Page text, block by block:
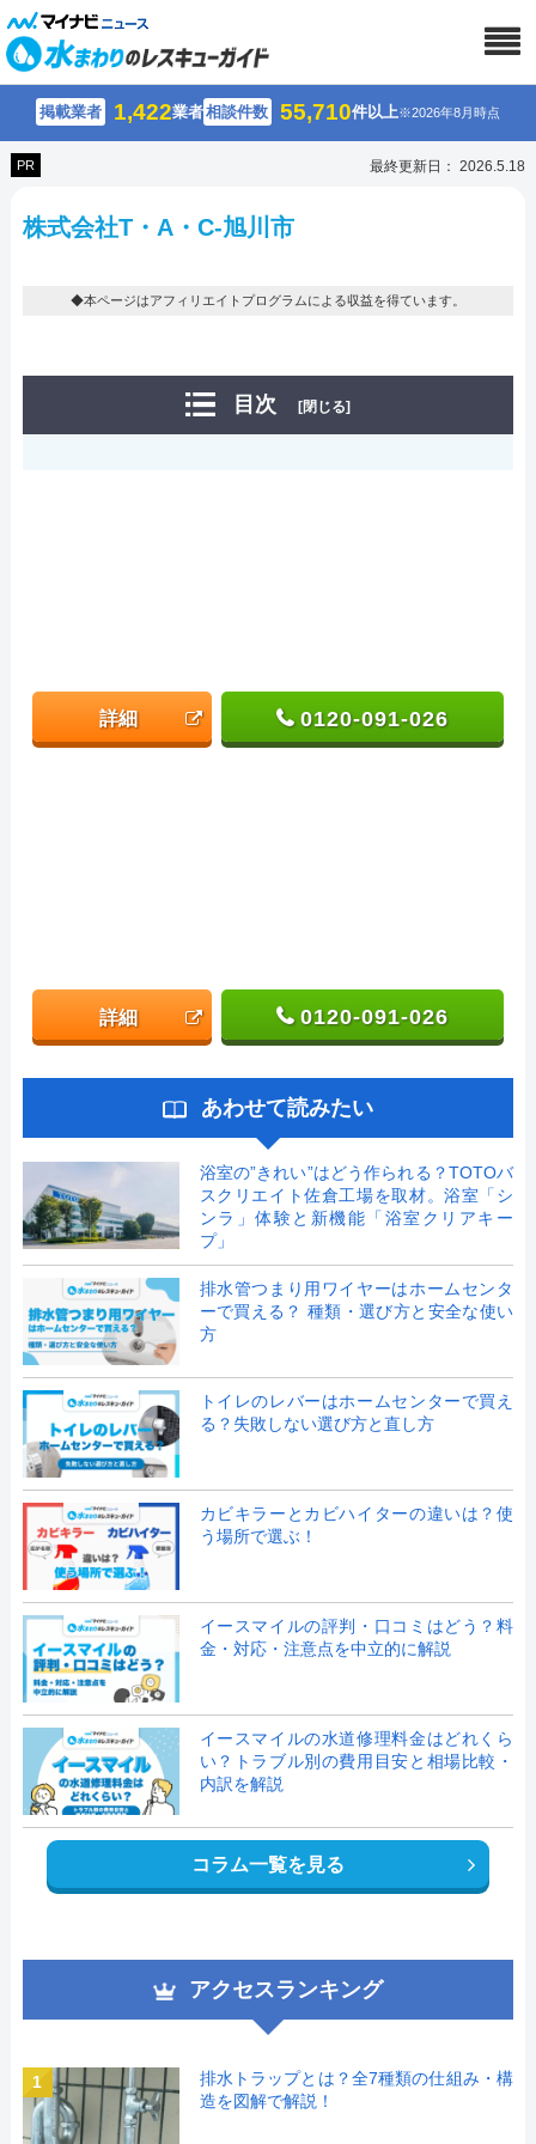
掲載業者 1,422業者相談件数 55,710件以上※2026年8月時点
PR 最終更新日： 2026.5.18
株式会社T・A・C-旭川市
◆本ページはアフィリエイトプログラムによる収益を得ています。
目次 [閉じる]
詳細 0120-091-026
詳細 0120-091-026
あわせて読みたい
浴室の”きれい”はどう作られる？TOTOバ
スクリエイト佐倉工場を取材。浴室「シ
ンラ」体験と新機能「浴室クリアキー
プ」
排水管つまり用ワイヤーはホームセンタ
ーで買える？ 種類・選び方と安全な使い
方
トイレのレバーはホームセンターで買え
る？失敗しない選び方と直し方
カビキラーとカビハイターの違いは？使
う場所で選ぶ！
イースマイルの評判・口コミはどう？料
金・対応・注意点を中立的に解説
イースマイルの水道修理料金はどれくら
い？トラブル別の費用目安と相場比較・
内訳を解説
コラム一覧を見る
アクセスランキング
1
排水トラップとは？全7種類の仕組み・構
造を図解で解説！